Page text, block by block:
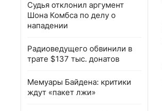
Судья отклонил аргумент
Шона Комбса по делу о
нападении
Радиоведущего обвинили в
трате $137 тыс. донатов
Мемуары Байдена: критики
ждут «пакет лжи»